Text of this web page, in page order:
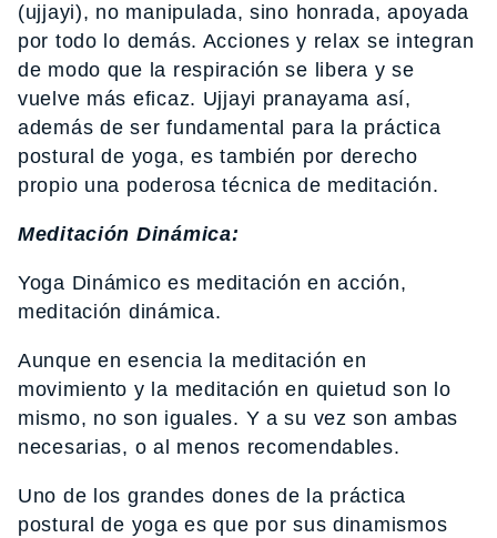
(ujjayi), no manipulada, sino honrada, apoyada
por todo lo demás. Acciones y relax se integran
de modo que la respiración se libera y se
vuelve más eficaz. Ujjayi pranayama así,
además de ser fundamental para la práctica
postural de yoga, es también por derecho
propio una poderosa técnica de meditación.
Meditación Dinámica:
Yoga Dinámico es meditación en acción,
meditación dinámica.
Aunque en esencia la meditación en
movimiento y la meditación en quietud son lo
mismo, no son iguales. Y a su vez son ambas
necesarias, o al menos recomendables.
Uno de los grandes dones de la práctica
postural de yoga es que por sus dinamismos